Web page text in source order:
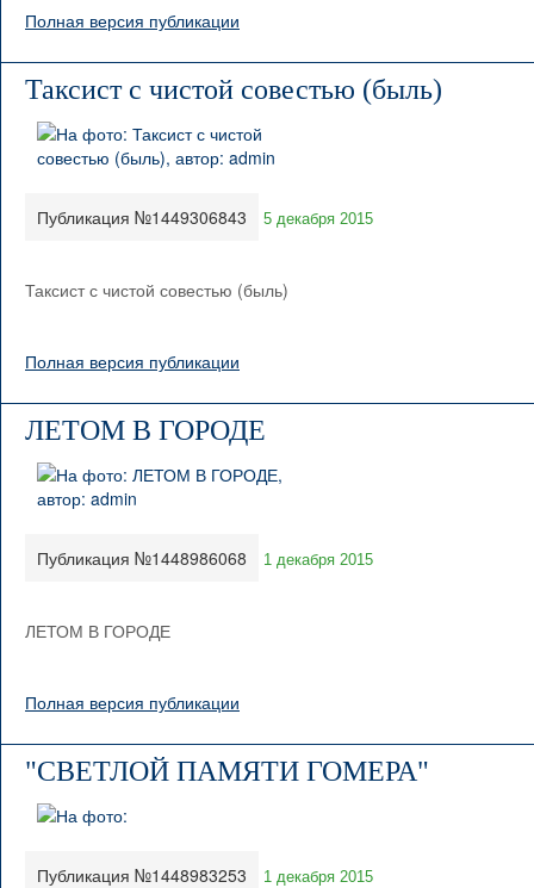
Полная версия публикации
Таксист с чистой совестью (быль)
Публикация №1449306843 5 декабря 2015
Таксист с чистой совестью (быль)
Полная версия публикации
ЛЕТОМ В ГОРОДЕ
Публикация №1448986068 1 декабря 2015
ЛЕТОМ В ГОРОДЕ
Полная версия публикации
"СВЕТЛОЙ ПАМЯТИ ГОМЕРА"
Публикация №1448983253 1 декабря 2015